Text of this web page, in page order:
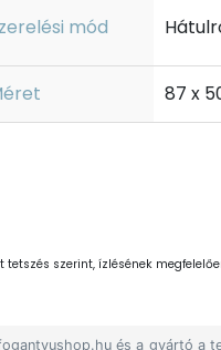
mód
87 x
szerint, ízlésének
és a gyártó a